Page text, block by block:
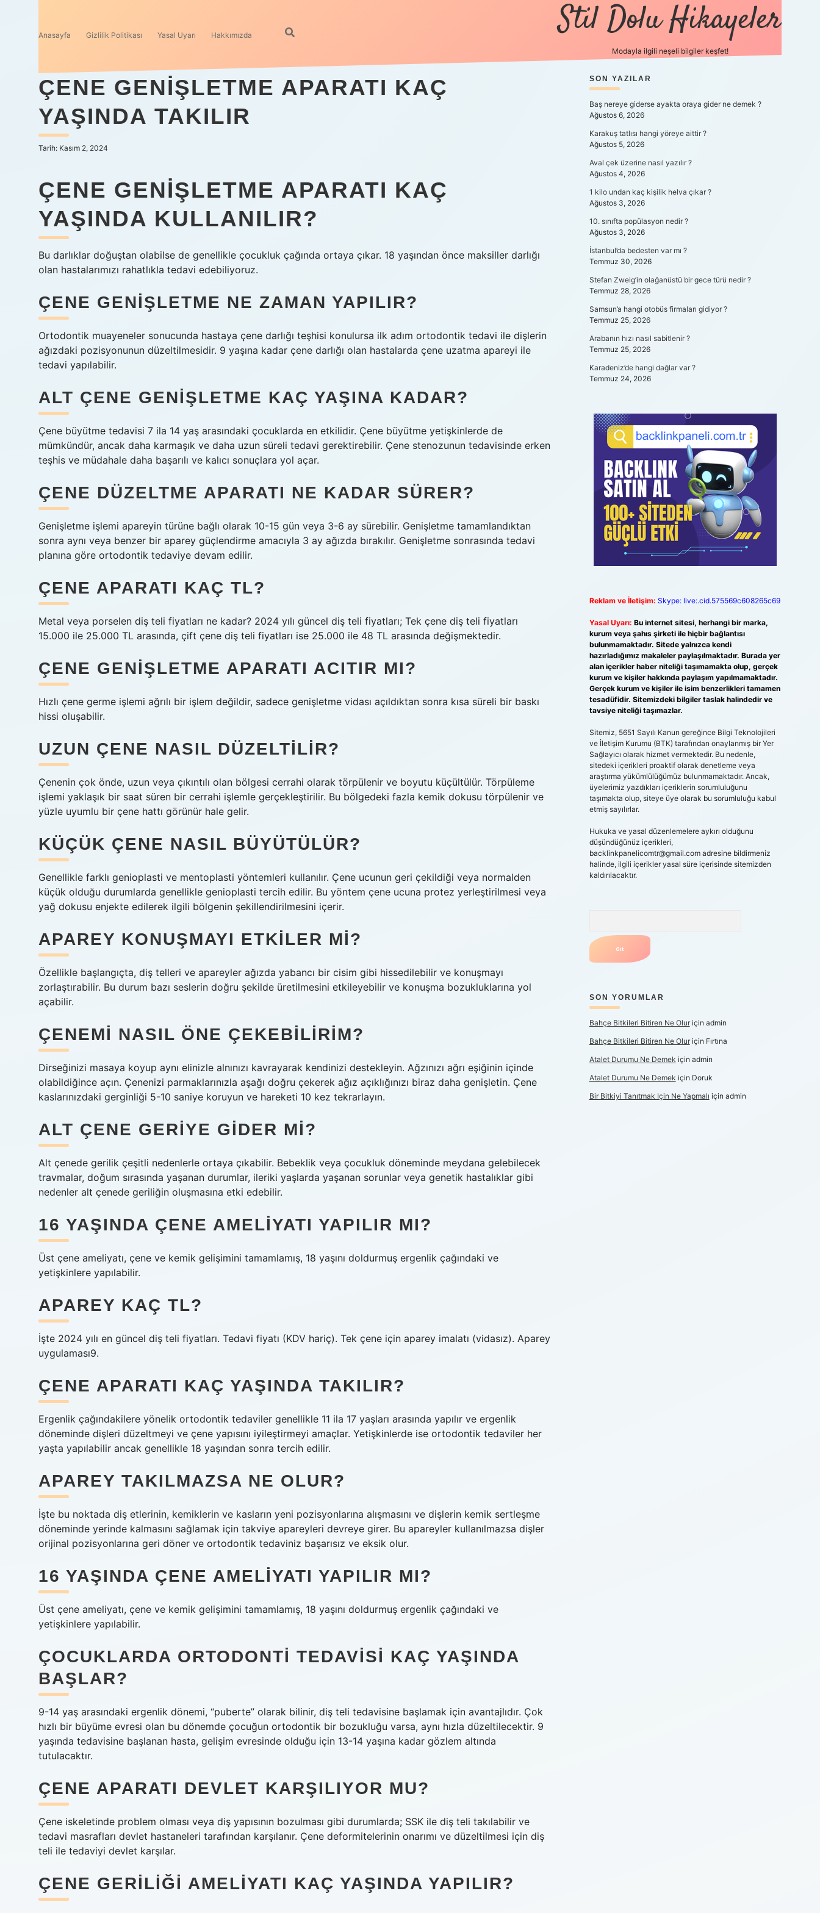
Anasayfa Gizlilik Politikası Yasal Uyarı Hakkımızda Stil Dolu Hikayeler
Modayla ilgili neşeli bilgiler keşfet!
ÇENE GENIŞLETME APARATI KAÇ
YAŞINDA TAKILIR
Tarih: Kasım 2, 2024
ÇENE GENIŞLETME APARATI KAÇ
YAŞINDA KULLANILIR?
Bu darlıklar doğuştan olabilse de genellikle çocukluk çağında ortaya çıkar. 18 yaşından önce maksiller darlığı
olan hastalarımızı rahatlıkla tedavi edebiliyoruz.
ÇENE GENIŞLETME NE ZAMAN YAPILIR?
Ortodontik muayeneler sonucunda hastaya çene darlığı teşhisi konulursa ilk adım ortodontik tedavi ile dişlerin
ağızdaki pozisyonunun düzeltilmesidir. 9 yaşına kadar çene darlığı olan hastalarda çene uzatma apareyi ile
tedavi yapılabilir.
ALT ÇENE GENIŞLETME KAÇ YAŞINA KADAR?
Çene büyütme tedavisi 7 ila 14 yaş arasındaki çocuklarda en etkilidir. Çene büyütme yetişkinlerde de
mümkündür, ancak daha karmaşık ve daha uzun süreli tedavi gerektirebilir. Çene stenozunun tedavisinde erken
teşhis ve müdahale daha başarılı ve kalıcı sonuçlara yol açar.
ÇENE DÜZELTME APARATI NE KADAR SÜRER?
Genişletme işlemi apareyin türüne bağlı olarak 10-15 gün veya 3-6 ay sürebilir. Genişletme tamamlandıktan
sonra aynı veya benzer bir aparey güçlendirme amacıyla 3 ay ağızda bırakılır. Genişletme sonrasında tedavi
planına göre ortodontik tedaviye devam edilir.
ÇENE APARATI KAÇ TL?
Metal veya porselen diş teli fiyatları ne kadar? 2024 yılı güncel diş teli fiyatları; Tek çene diş teli fiyatları
15.000 ile 25.000 TL arasında, çift çene diş teli fiyatları ise 25.000 ile 48 TL arasında değişmektedir.
ÇENE GENIŞLETME APARATI ACITIR MI?
Hızlı çene germe işlemi ağrılı bir işlem değildir, sadece genişletme vidası açıldıktan sonra kısa süreli bir baskı
hissi oluşabilir.
UZUN ÇENE NASIL DÜZELTILIR?
Çenenin çok önde, uzun veya çıkıntılı olan bölgesi cerrahi olarak törpülenir ve boyutu küçültülür. Törpüleme
işlemi yaklaşık bir saat süren bir cerrahi işlemle gerçekleştirilir. Bu bölgedeki fazla kemik dokusu törpülenir ve
yüzle uyumlu bir çene hattı görünür hale gelir.
KÜÇÜK ÇENE NASIL BÜYÜTÜLÜR?
Genellikle farklı genioplasti ve mentoplasti yöntemleri kullanılır. Çene ucunun geri çekildiği veya normalden
küçük olduğu durumlarda genellikle genioplasti tercih edilir. Bu yöntem çene ucuna protez yerleştirilmesi veya
yağ dokusu enjekte edilerek ilgili bölgenin şekillendirilmesini içerir.
APAREY KONUŞMAYI ETKILER MI?
Özellikle başlangıçta, diş telleri ve apareyler ağızda yabancı bir cisim gibi hissedilebilir ve konuşmayı
zorlaştırabilir. Bu durum bazı seslerin doğru şekilde üretilmesini etkileyebilir ve konuşma bozukluklarına yol
açabilir.
ÇENEMI NASIL ÖNE ÇEKEBILIRIM?
Dirseğinizi masaya koyup aynı elinizle alnınızı kavrayarak kendinizi destekleyin. Ağzınızı ağrı eşiğinin içinde
olabildiğince açın. Çenenizi parmaklarınızla aşağı doğru çekerek ağız açıklığınızı biraz daha genişletin. Çene
kaslarınızdaki gerginliği 5-10 saniye koruyun ve hareketi 10 kez tekrarlayın.
ALT ÇENE GERIYE GIDER MI?
Alt çenede gerilik çeşitli nedenlerle ortaya çıkabilir. Bebeklik veya çocukluk döneminde meydana gelebilecek
travmalar, doğum sırasında yaşanan durumlar, ileriki yaşlarda yaşanan sorunlar veya genetik hastalıklar gibi
nedenler alt çenede geriliğin oluşmasına etki edebilir.
16 YAŞINDA ÇENE AMELIYATI YAPILIR MI?
Üst çene ameliyatı, çene ve kemik gelişimini tamamlamış, 18 yaşını doldurmuş ergenlik çağındaki ve
yetişkinlere yapılabilir.
APAREY KAÇ TL?
İşte 2024 yılı en güncel diş teli fiyatları. Tedavi fiyatı (KDV hariç). Tek çene için aparey imalatı (vidasız). Aparey
uygulaması9.
ÇENE APARATI KAÇ YAŞINDA TAKILIR?
Ergenlik çağındakilere yönelik ortodontik tedaviler genellikle 11 ila 17 yaşları arasında yapılır ve ergenlik
döneminde dişleri düzeltmeyi ve çene yapısını iyileştirmeyi amaçlar. Yetişkinlerde ise ortodontik tedaviler her
yaşta yapılabilir ancak genellikle 18 yaşından sonra tercih edilir.
APAREY TAKILMAZSA NE OLUR?
İşte bu noktada diş etlerinin, kemiklerin ve kasların yeni pozisyonlarına alışmasını ve dişlerin kemik sertleşme
döneminde yerinde kalmasını sağlamak için takviye apareyleri devreye girer. Bu apareyler kullanılmazsa dişler
orijinal pozisyonlarına geri döner ve ortodontik tedaviniz başarısız ve eksik olur.
16 YAŞINDA ÇENE AMELIYATI YAPILIR MI?
Üst çene ameliyatı, çene ve kemik gelişimini tamamlamış, 18 yaşını doldurmuş ergenlik çağındaki ve
yetişkinlere yapılabilir.
ÇOCUKLARDA ORTODONTI TEDAVISI KAÇ YAŞINDA
BAŞLAR?
9-14 yaş arasındaki ergenlik dönemi, “puberte” olarak bilinir, diş teli tedavisine başlamak için avantajlıdır. Çok
hızlı bir büyüme evresi olan bu dönemde çocuğun ortodontik bir bozukluğu varsa, aynı hızla düzeltilecektir. 9
yaşında tedavisine başlanan hasta, gelişim evresinde olduğu için 13-14 yaşına kadar gözlem altında
tutulacaktır.
ÇENE APARATI DEVLET KARŞILIYOR MU?
Çene iskeletinde problem olması veya diş yapısının bozulması gibi durumlarda; SSK ile diş teli takılabilir ve
tedavi masrafları devlet hastaneleri tarafından karşılanır. Çene deformitelerinin onarımı ve düzeltilmesi için diş
teli ile tedaviyi devlet karşılar.
ÇENE GERILIĞI AMELIYATI KAÇ YAŞINDA YAPILIR?
SIDEBAR
SON YAZILAR
Baş nereye giderse ayakta oraya gider ne demek ?
Ağustos 6, 2026
Karakuş tatlısı hangi yöreye aittir ?
Ağustos 5, 2026
Aval çek üzerine nasıl yazılır ?
Ağustos 4, 2026
1 kilo undan kaç kişilik helva çıkar ?
Ağustos 3, 2026
10. sınıfta popülasyon nedir ?
Ağustos 3, 2026
İstanbul’da bedesten var mı ?
Temmuz 30, 2026
Stefan Zweig’in olağanüstü bir gece türü nedir ?
Temmuz 28, 2026
Samsun’a hangi otobüs firmaları gidiyor ?
Temmuz 25, 2026
Arabanın hızı nasıl sabitlenir ?
Temmuz 25, 2026
Karadeniz’de hangi dağlar var ?
Temmuz 24, 2026
Reklam ve İletişim: Skype: live:.cid.575569c608265c69
Yasal Uyarı: Bu internet sitesi, herhangi bir marka,
kurum veya şahıs şirketi ile hiçbir bağlantısı
bulunmamaktadır. Sitede yalnızca kendi
hazırladığımız makaleler paylaşılmaktadır. Burada yer
alan içerikler haber niteliği taşımamakta olup, gerçek
kurum ve kişiler hakkında paylaşım yapılmamaktadır.
Gerçek kurum ve kişiler ile isim benzerlikleri tamamen
tesadüfidir. Sitemizdeki bilgiler taslak halindedir ve
tavsiye niteliği taşımazlar.
Sitemiz, 5651 Sayılı Kanun gereğince Bilgi Teknolojileri
ve İletişim Kurumu (BTK) tarafından onaylanmış bir Yer
Sağlayıcı olarak hizmet vermektedir. Bu nedenle,
sitedeki içerikleri proaktif olarak denetleme veya
araştırma yükümlülüğümüz bulunmamaktadır. Ancak,
üyelerimiz yazdıkları içeriklerin sorumluluğunu
taşımakta olup, siteye üye olarak bu sorumluluğu kabul
etmiş sayılırlar.
Hukuka ve yasal düzenlemelere aykırı olduğunu
düşündüğünüz içerikleri,
backlinkpanelicomtr@gmail.comadresine bildirmeniz
halinde, ilgili içerikler yasal süre içerisinde sitemizden
kaldırılacaktır.
SON YORUMLAR
Bahçe Bitkileri Bitiren Ne Oluriçin admin
Bahçe Bitkileri Bitiren Ne Oluriçin Fırtına
Atalet Durumu Ne Demek için admin
Atalet Durumu Ne Demek için Doruk
Bir Bitkiyi Tanıtmak Için Ne Yapmalı için admin